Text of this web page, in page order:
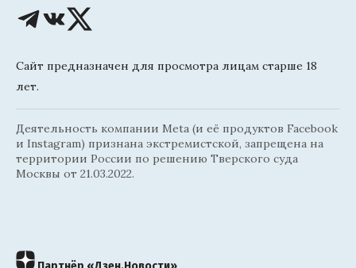
Сайт предназначен для просмотра лицам старше 18
лет.
Деятельность компании Meta (и её продуктов Facebook
и Instagram) признана экстремистской, запрещена на
территории России по решению Тверского суда
Москвы от 21.03.2022.